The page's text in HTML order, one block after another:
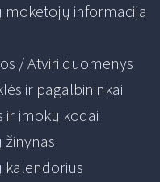
mokėtojų informacija
/ Atviri duomenys
ir pagalbininkai
ir įmokų kodai
žinynas
kalendorius